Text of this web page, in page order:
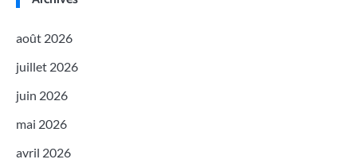
août 2026
juillet 2026
juin 2026
mai 2026
avril 2026